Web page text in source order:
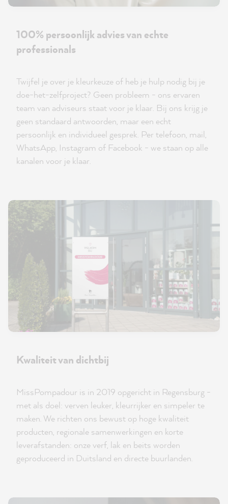
100% persoonlijk advies van echte
professionals
Twijfel je over je kleurkeuze of heb je hulp nodig bij je
doe-het-zelfproject? Geen probleem - ons ervaren
team van adviseurs staat voor je klaar. Bij ons krijg je
geen standaard antwoorden, maar een echt
persoonlijk en individueel gesprek. Per telefoon, mail,
WhatsApp, Instagram of Facebook - we staan op alle
kanalen voor je klaar.
Kwaliteit van dichtbij
MissPompadour is in 2019 opgericht in Regensburg -
met als doel: verven leuker, kleurrijker en simpeler te
maken. We richten ons bewust op hoge kwaliteit
producten, regionale samenwerkingen en korte
leverafstanden: onze verf, lak en beits worden
geproduceerd in Duitsland en directe buurlanden.